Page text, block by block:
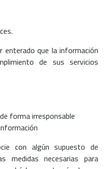
enterado que la información
de sus servicios
forma irresponsable
con algún supuesto de
medidas necesarias para